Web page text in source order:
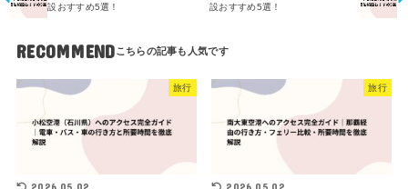
設おすすめ5選！
設おすすめ5選！
RECOMMEND
旅行
2026.05.02
旅行
2026.05.02